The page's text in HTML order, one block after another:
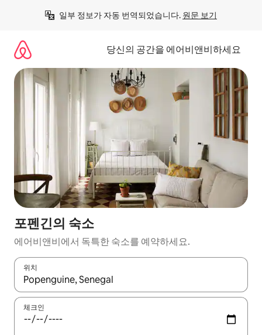
일부 정보가 자동 번역되었습니다. 원문 보기
당신의 공간을 에어비앤비하세요
포펜긴의 숙소
에어비앤비에서 독특한 숙소를 예약하세요.
위치
결과가 나오면 위·아래 화살표 키를 사용하거나 터치 또는 스와이
체크인